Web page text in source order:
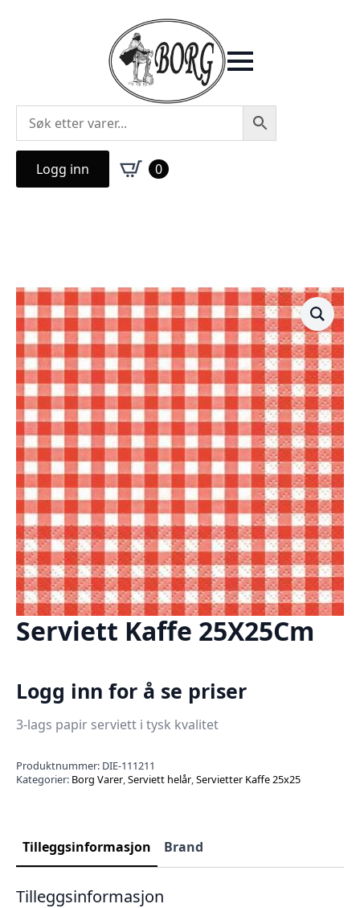
Logg inn 0
Serviett Kaffe 25X25Cm
Logg inn for å se priser
3-lags papir serviett i tysk kvalitet
Produktnummer: DIE-111211
Kategorier: Borg Varer,Serviett helår,Servietter Kaffe 25x25
Tilleggsinformasjon Brand
Tilleggsinformasjon